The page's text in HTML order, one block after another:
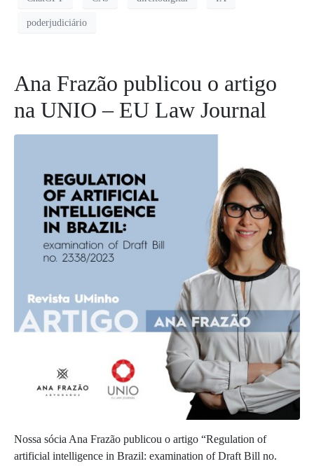
poderjudiciário
Ana Frazão publicou o artigo
na UNIO – EU Law Journal
Nossa sócia Ana Frazão publicou o artigo “Regulation of
artificial intelligence in Brazil: examination of Draft Bill no.